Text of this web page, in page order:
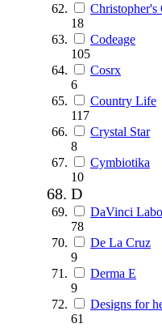
Christopher's
18
Codeage
105
Cosrx
6
Country Life
117
Crystal Star
8
Cymbiotika
10
D
DaVinci
78
De La Cruz
9
Derma E
9
Designs for
61